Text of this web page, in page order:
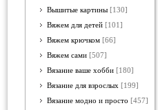
Вышитые картины [130]
Вяжем для детей [101]
Вяжем крючком [66]
Вяжем сами [507]
Вязание ваше хобби [180]
Вязание для взрослых [199]
Вязание модно и просто [457]